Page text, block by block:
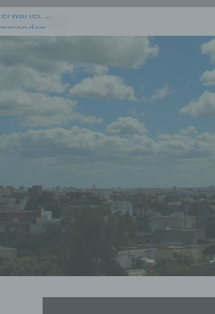
erwartet …
2026
2026
Juli 2026 an
Osten und
für
Juli 2026